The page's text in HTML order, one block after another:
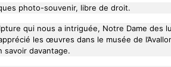
photo-souvenir, libre de droit.
qui nous a intriguée, Notre Dame des
les œuvres dans le musée de
savoir davantage.